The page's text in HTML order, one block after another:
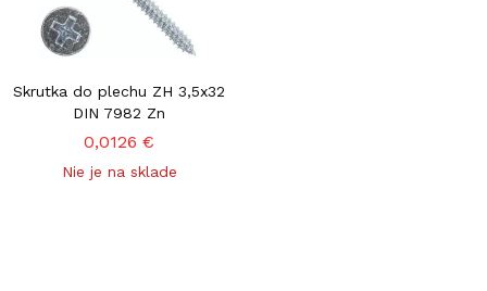
Skrutka do plechu ZH 3,5x32
DIN 7982 Zn
0,0126 €
Nie je na sklade